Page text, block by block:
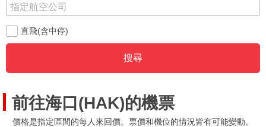
直飛(含中停)
搜尋
前往海口(HAK)的機票
價格是指定區間的每人來回價。票價和機位的情況皆有可能變動。